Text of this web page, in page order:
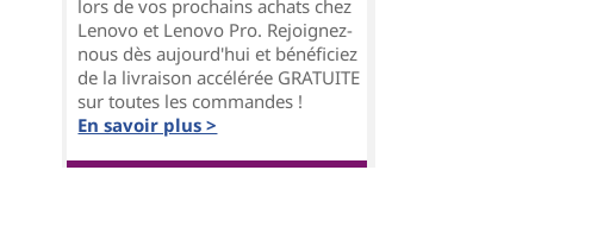
lors de vos prochains achats chez
Lenovo et Lenovo Pro. Rejoignez-
nous dès aujourd'hui et bénéficiez
de la livraison accélérée GRATUITE
sur toutes les commandes !
En savoir plus >